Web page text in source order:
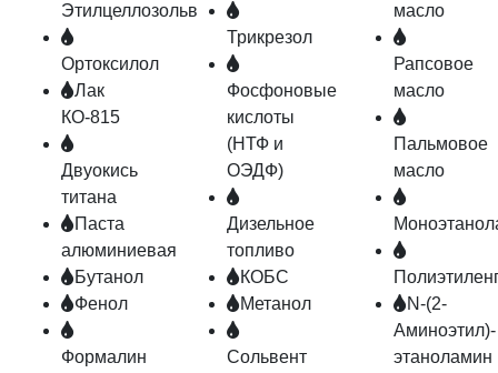
Этилцеллозольв
Ортоксилол
Лак
КО-815
Двуокись
титана
Паста
алюминиевая
Бутанол
Фенол
Формалин
Трикрезол
Фосфоновые
кислоты
(НТФ и
ОЭДФ)
Дизельное
топливо
КОБС
Метанол
Сольвент
масло
Рапсовое
масло
Пальмовое
масло
N-(2-
Аминоэтил)-
этаноламин